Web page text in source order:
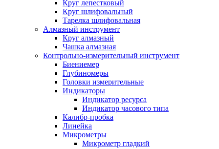
Круг лепестковый
Круг шлифовальный
Тарелка шлифовальная
Алмазный инструмент
Круг алмазный
Чашка алмазная
Контрольно-измерительный инструмент
Биениемер
Глубиномеры
Головки измерительные
Индикаторы
Индикатор ресурса
Индикатор часового типа
Калибр-пробка
Линейка
Микрометры
Микрометр гладкий